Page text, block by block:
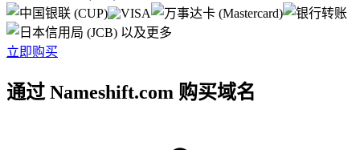
以及更多
立即购买
通过 Nameshift.com 购买域名